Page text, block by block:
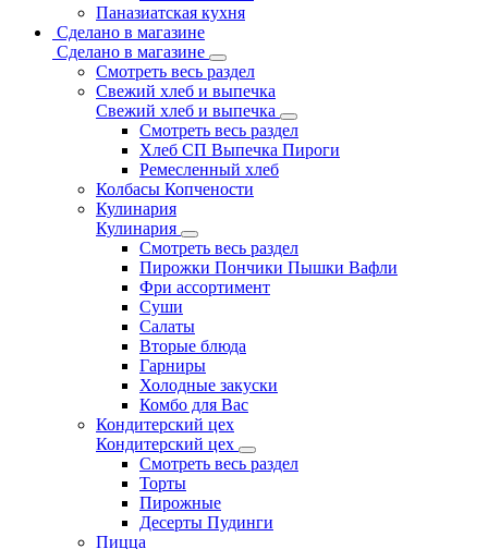
Паназиатская кухня
Сделано в магазине
Сделано в магазине
Смотреть весь раздел
Свежий хлеб и выпечка
Свежий хлеб и выпечка
Смотреть весь раздел
Хлеб СП Выпечка Пироги
Ремесленный хлеб
Колбасы Копчености
Кулинария
Кулинария
Смотреть весь раздел
Пирожки Пончики Пышки Вафли
Фри ассортимент
Суши
Салаты
Вторые блюда
Гарниры
Холодные закуски
Комбо для Вас
Кондитерский цех
Кондитерский цех
Смотреть весь раздел
Торты
Пирожные
Десерты Пудинги
Пицца